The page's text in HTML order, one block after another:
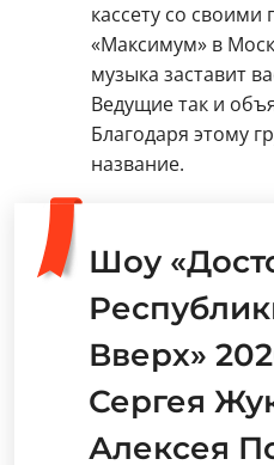
кассету со
«Максимум» в
музыка заставит
Ведущие так и
Благодаря этому
название.
Шоу
Вверх»
Сергея
Алексея